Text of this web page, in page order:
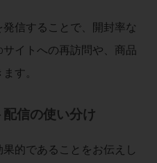
信することで、開封率な
イトへの再訪問や、商品
す。
信の使い分け
的であることをお伝えし